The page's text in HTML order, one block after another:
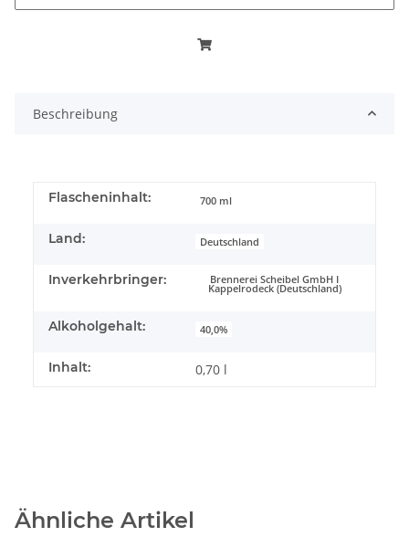
Beschreibung
Flascheninhalt: 700 ml
Land: Deutschland
Inverkehrbringer: Brennerei Scheibel GmbH I
Kappelrodeck (Deutschland)
Alkoholgehalt: 40,0%
Inhalt: 0,70 l
Ähnliche Artikel